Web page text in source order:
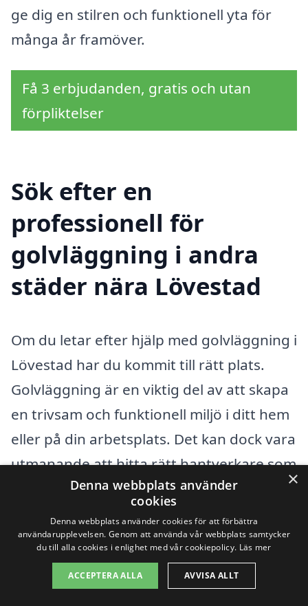
ge dig en stilren och funktionell yta för
många år framöver.
Få 3 erbjudanden, gratis och utan
förpliktelser
Sök efter en
professionell för
golvläggning i andra
städer nära Lövestad
Om du letar efter hjälp med golvläggning i
Lövestad har du kommit till rätt plats.
Golvläggning är en viktig del av att skapa
en trivsam och funktionell miljö i ditt hem
eller på din arbetsplats. Det kan dock vara
utmanande att hitta rätt hantverkare som
kan genomföra arbetet på ett
professionellt sätt. Därför är det bra att
veta att det finns flera alternativ i
närliggande städer som kan hjälpa dig
med golvläggning.
×
Denna webbplats använder
cookies
Denna webbplats använder cookies för att förbättra
användarupplevelsen. Genom att använda vår webbplats samtycker
du till alla cookies i enlighet med vår cookiepolicy. Läs mer
ACCEPTERA ALLA AVVISA ALLT